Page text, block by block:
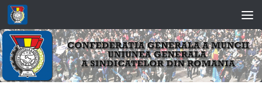
Skip to content